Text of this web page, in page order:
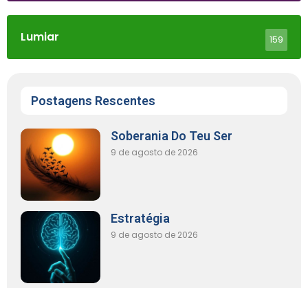
Lumiar 159
Postagens Rescentes
Soberania Do Teu Ser
9 de agosto de 2026
Estratégia
9 de agosto de 2026